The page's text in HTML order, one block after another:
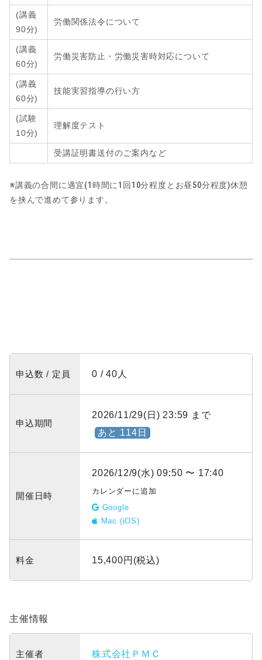
(講義
90分)
労働関係法令について
(講義
60分)
労働災害防止・労働災害時対応について
(講義
60分)
技能実習指導の行い方
(試験
10分)
理解度テスト
受講証明書送付のご案内など
※講義の合間に適宜(1時間に1回10分程度とお昼50分程度)休憩
を挟んで進めて参ります。
申込数 / 定員 0 / 40人
申込期間
2026/11/29(日) 23:59 まで
あと 114日
開催日時
2026/12/9(水) 09:50 〜 17:40
カレンダーに追加
Google
Mac (iOS)
料金 15,400円(税込)
主催情報
主催者 株式会社ＰＭＣ